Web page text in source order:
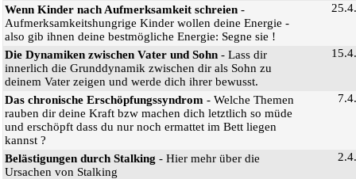
Wenn Kinder nach Aufmerksamkeit schreien -
Aufmerksamkeitshungrige Kinder wollen deine Energie -
also gib ihnen deine bestmögliche Energie: Segne sie !
Die Dynamiken zwischen Vater und Sohn - Lass dir
innerlich die Grunddynamik zwischen dir als Sohn zu
deinem Vater zeigen und werde dich ihrer bewusst.
Das chronische Erschöpfungssyndrom - Welche Themen
rauben dir deine Kraft bzw machen dich letztlich so müde
und erschöpft dass du nur noch ermattet im Bett liegen
kannst ?
Belästigungen durch Stalking - Hier mehr über die
Ursachen von Stalking